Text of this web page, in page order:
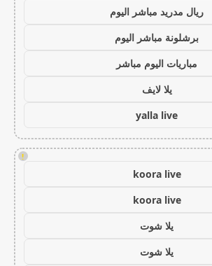
ريال مدريد مباشر اليوم
برشلونة مباشر اليوم
مباريات اليوم مباشر
يلا لايف
yalla live
!
koora live
koora live
يلا شوت
يلا شوت